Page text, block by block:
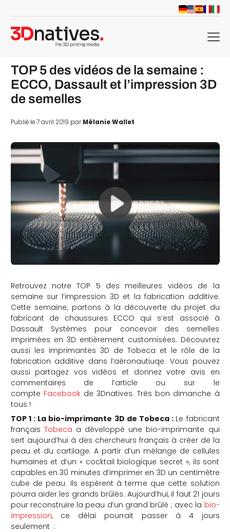
menu
TOP 5 des vidéos de la semaine :
ECCO, Dassault et l’impression 3D
de semelles
Publié le 7 avril 2019 parMélanie Wallet
Retrouvez notre TOP 5 des meilleures vidéos de la
semaine sur l’impression 3D et la fabrication additive.
Cette semaine, partons à la découverte du projet du
fabricant de chaussures ECCO qui s’est associé à
Dassault Systèmes pour concevoir des semelles
imprimées en 3D entièrement customisées. Découvrez
aussi les imprimantes 3D de Tobeca et le rôle de la
fabrication additive dans l’aéronautiuqe. Vous pouvez
aussi partagez vos vidéos et donnez votre avis en
commentaires de l’article ou sur le
compte Facebookde 3Dnatives. Très bon dimanche à
tous !
TOP 1 : La bio-imprimante 3D de Tobeca : Le fabricant
français Tobeca a développé une bio-imprimante qui
sert aujourd’hui à des chercheurs français à créer de la
peau et du cartilage. A partir d’un mélange de cellules
humaines et d’un « cocktail biologique secret », ils sont
capables en 30 minutes d’imprimer en 3D un centimètre
cube de peau. Ils espèrent à terme que cette solution
pourra aider les grands brûlés. Aujourd’hui, il faut 21 jours
pour reconstruire la peau d’un grand brûlé ; avec la bio-
impression, ce délai pourrait passer à 4 jours
seulement :